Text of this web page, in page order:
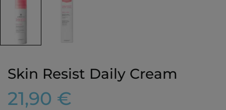
Skin Resist Daily Cream
21,90 €